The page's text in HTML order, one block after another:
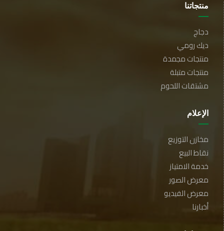
منتجاتنا
دجاج
ديك رومي
منتجات مجمدة
منتجات متبلة
مشتقات اللحوم
الإعلام
مخازن التوزيع
نقاط البيع
خدمة الامتياز
معرض الصور
معرض الفيديو
أخبارنا